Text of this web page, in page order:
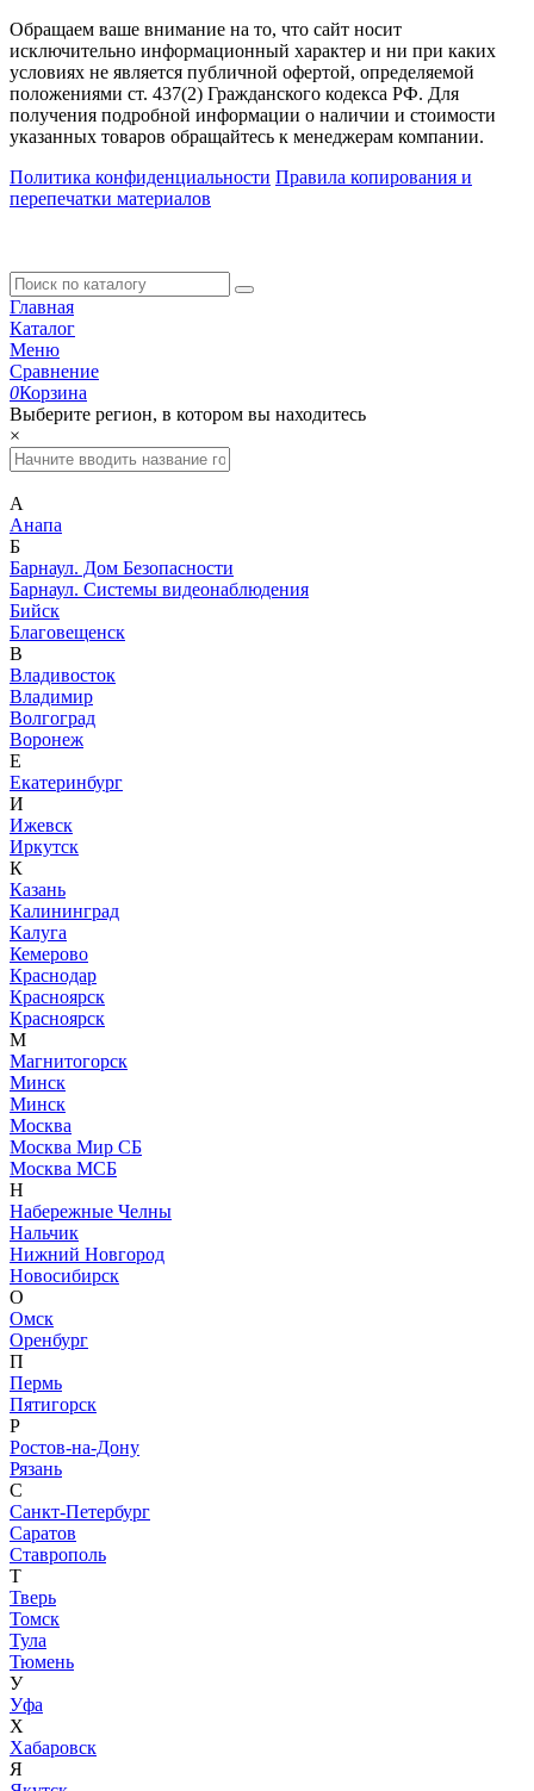
Обращаем ваше внимание на то, что сайт носит
исключительно информационный характер и ни при каких
условиях не является публичной офертой, определяемой
положениями ст. 437(2) Гражданского кодекса РФ. Для
получения подробной информации о наличии и стоимости
указанных товаров обращайтесь к менеджерам компании.
Политика конфиденциальности Правила копирования и
перепечатки материалов
Главная
Каталог
Меню
Сравнение
0Корзина
Выберите регион, в котором вы находитесь
×
А
Анапа
Б
Барнаул. Дом Безопасности
Барнаул. Системы видеонаблюдения
Бийск
Благовещенск
В
Владивосток
Владимир
Волгоград
Воронеж
Е
Екатеринбург
И
Ижевск
Иркутск
К
Казань
Калининград
Калуга
Кемерово
Краснодар
Красноярск
Красноярск
М
Магнитогорск
Минск
Минск
Москва
Москва Мир СБ
Москва МСБ
Н
Набережные Челны
Нальчик
Нижний Новгород
Новосибирск
О
Омск
Оренбург
П
Пермь
Пятигорск
Р
Ростов-на-Дону
Рязань
С
Санкт-Петербург
Саратов
Ставрополь
Т
Тверь
Томск
Тула
Тюмень
У
Уфа
Х
Хабаровск
Я